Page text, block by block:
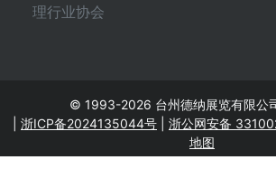
理行业协会
© 1993-2026 台州德纳展览有限公
浙ICP备2024135044号 浙公网安备
地图